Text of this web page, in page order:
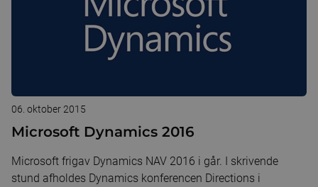
06. oktober 2015
Microsoft Dynamics 2016
Microsoft frigav Dynamics NAV 2016 i går. I skrivende
stund afholdes Dynamics konferencen Directions i